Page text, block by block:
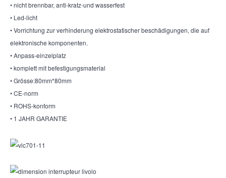
• nicht brennbar, anti-kratz-und wasserfest
• Led-licht
• Vorrichtung zur verhinderung elektrostatischer beschädigungen, die auf
elektronische komponenten.
• Anpass-einzelplatz
• komplett mit befestigungsmaterial
• Grösse:80mm*80mm
• CE-norm
• ROHS-konform
• 1 JAHR GARANTIE